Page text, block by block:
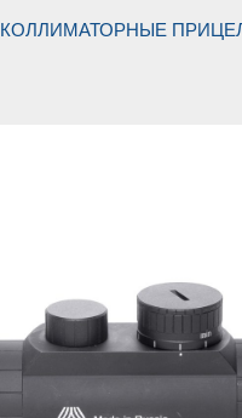
КОЛЛИМАТОРНЫЕ